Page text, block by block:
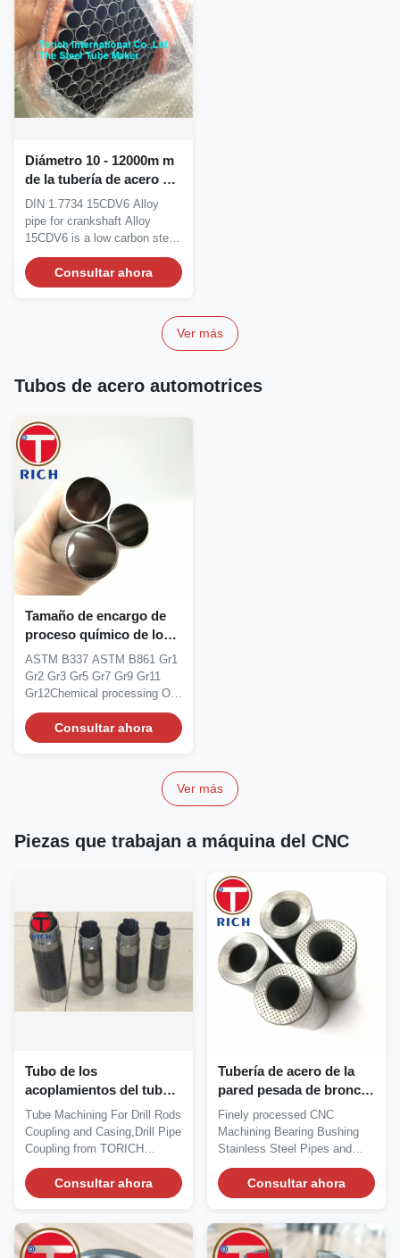
Diámetro 10 - 12000m m
de la tubería de acero de
la aleación 15CDV6 del
estruendo 1,7734 para el
cigüeñal
DIN 1.7734 15CDV6 Alloy
pipe for crankshaft Alloy
15CDV6 is a low carbon steel
which combines a...
Consultar ahora
Ver más
Tubos de acero automotrices
Tamaño de encargo de
proceso químico de los
tubos de acero
automotrices de ASTM
B337 ASTM B861
ASTM B337 ASTM B861 Gr1
Gr2 Gr3 Gr5 Gr7 Gr9 Gr11
Gr12Chemical processing Oil
and chemicals...
Consultar ahora
Ver más
Piezas que trabajan a máquina del CNC
Tubo de los
acoplamientos del tubo
de taladro que trabaja a
máquina para el
acoplamiento y la
cubierta de Roces de
taladro
Tube Machining For Drill Rods
Coupling and Casing,Drill Pipe
Coupling from TORICH
Specification:...
Consultar ahora
Tubería de acero de la
pared pesada de bronce
para el buje finalmente
procesado del transporte
del CNC que trabaja a
máquina
Finely processed CNC
Machining Bearing Bushing
Stainless Steel Pipes and
Tubes Model name: Finely...
Consultar ahora